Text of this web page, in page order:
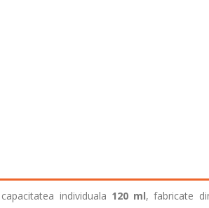
capacitatea individuala 120 ml, fabricate